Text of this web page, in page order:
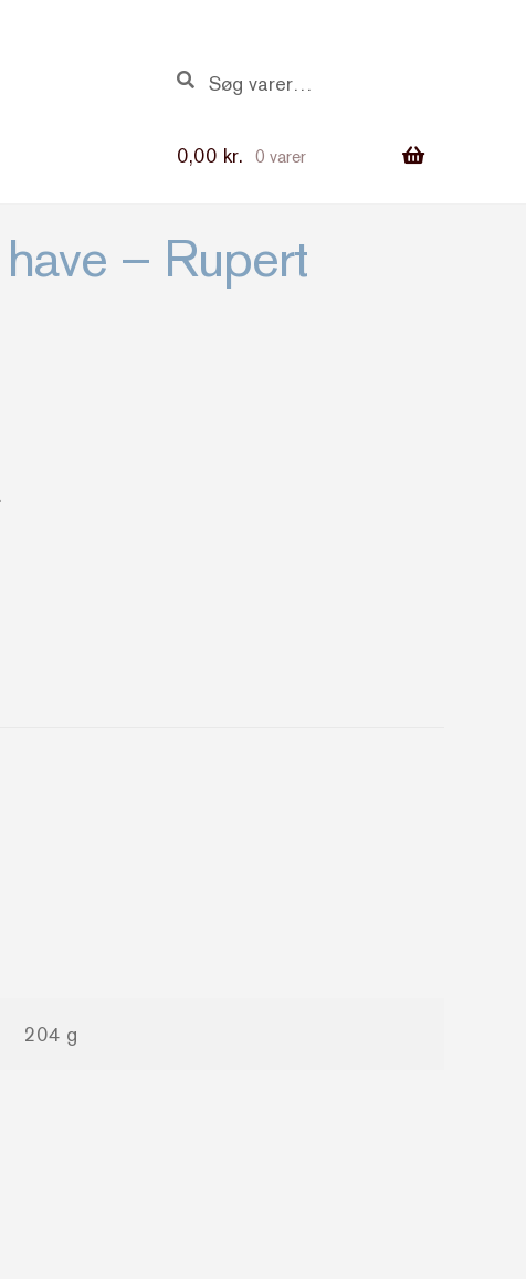
efter:
Søg
0,00 kr. 0 varer
– Rupert
204 g